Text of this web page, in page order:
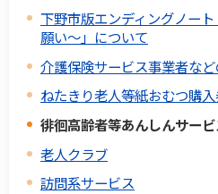
下野市版エンディングノー
願い～」について
介護保険サービス事業者な
ねたきり老人等紙おむつ購
徘徊高齢者等あんしんサー
老人クラブ
訪問系サービス